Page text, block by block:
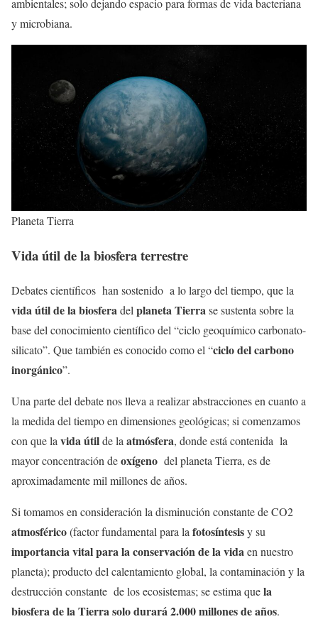
ambientales; solo dejando espacio para formas de vida bacteriana
y microbiana.
Planeta Tierra
Vida útil de la biosfera terrestre
Debates científicos han sostenido a lo largo del tiempo, que la
vida útilde la biosferadel planeta Tierrase sustenta sobre la
base del conocimiento científico del “ciclo geoquímico carbonato-
silicato”. Que también es conocido como el “ciclo del carbono
inorgánico”.
Una parte del debate nos lleva a realizar abstracciones en cuanto a
la medida del tiempo en dimensiones geológicas; si comenzamos
con que la vida útilde la atmósfera, donde está contenida la
mayor concentración deoxígeno del planeta Tierra, es de
aproximadamente mil millones de años.
Si tomamos en consideración la disminución constante de CO2
atmosférico(factor fundamental para la fotosíntesisy su
importancia vital para la conservación de la vidaen nuestro
planeta); producto del calentamiento global, la contaminación y la
destrucción constante de los ecosistemas; se estima quela
biosfera de la Tierra solo durará 2.000 millones de años.